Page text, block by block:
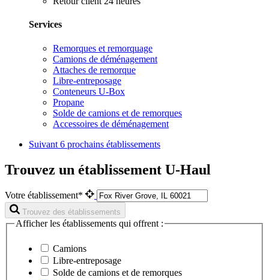
Services
Remorques et remorquage
Camions de déménagement
Attaches de remorque
Libre-entreposage
Conteneurs U-Box
Propane
Solde de camions et de remorques
Accessoires de déménagement
Suivant 6 prochains établissements
Trouvez un établissement U-Haul
Votre établissement*
Trouvez des établissements
Afficher les établissements qui offrent :
Camions
Libre-entreposage
Solde de camions et de remorques